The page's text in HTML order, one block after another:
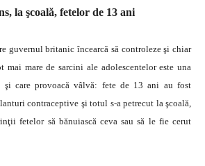
la şcoală, fetelor de 13 ani
guvernul britanic încearcă să controleze şi chiar
mai mare de sarcini ale adolescentelor este una
şi care provoacă vâlvă: fete de 13 ani au fost
contraceptive şi totul s-a petrecut la şcoală,
fetelor să bănuiască ceva sau să le fie cerut